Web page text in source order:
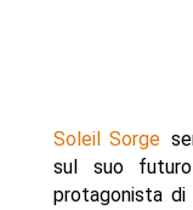
Soleil Sorge
sul suo
protagonista